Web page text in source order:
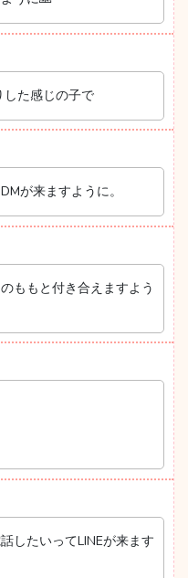
た感じの子で
が来ますように。
ももと付き合えますよう
したいってLINEが来ます